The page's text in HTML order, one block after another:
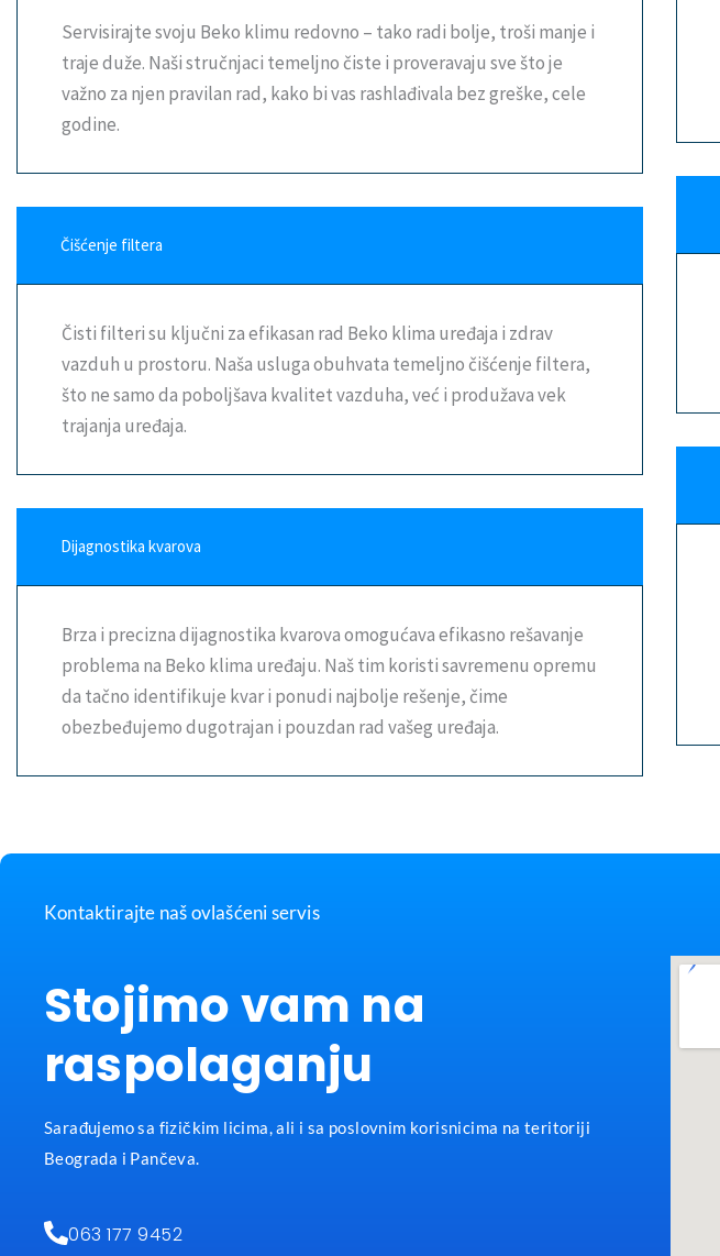
Servisirajte svoju Beko klimu redovno – tako radi bolje, troši manje i
traje duže. Naši stručnjaci temeljno čiste i proveravaju sve što je
važno za njen pravilan rad, kako bi vas rashlađivala bez greške, cele
godine.
Čišćenje filtera
Čisti filteri su ključni za efikasan rad Beko klima uređaja i zdrav
vazduh u prostoru. Naša usluga obuhvata temeljno čišćenje filtera,
što ne samo da poboljšava kvalitet vazduha, već i produžava vek
trajanja uređaja.
Dijagnostika kvarova
Brza i precizna dijagnostika kvarova omogućava efikasno rešavanje
problema na Beko klima uređaju. Naš tim koristi savremenu opremu
da tačno identifikuje kvar i ponudi najbolje rešenje, čime
obezbeđujemo dugotrajan i pouzdan rad vašeg uređaja.
Kontaktirajte naš ovlašćeni servis
Stojimo vam na
raspolaganju
Sarađujemo sa fizičkim licima, ali i sa poslovnim korisnicima na teritoriji
Beograda i Pančeva.
063 177 9452